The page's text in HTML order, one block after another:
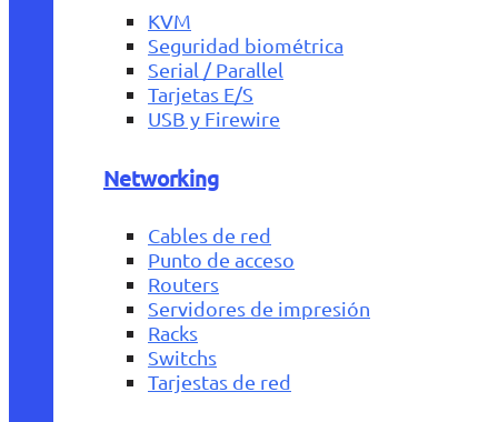
KVM
Seguridad biométrica
Serial / Parallel
Tarjetas E/S
USB y Firewire
Networking
Cables de red
Punto de acceso
Routers
Servidores de impresión
Racks
Switchs
Tarjestas de red